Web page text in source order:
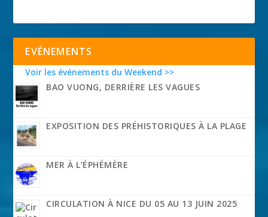
EVÉNEMENTS
Voir les événements du Weekend >>
BAO VUONG, DERRIÈRE LES VAGUES
EXPOSITION DES PRÉHISTORIQUES À LA PLAGE
MER À L’ÉPHÉMÈRE
CIRCULATION À NICE DU 05 AU 13 JUIN 2025